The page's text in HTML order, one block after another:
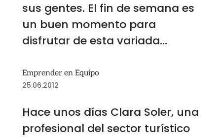
sus gentes. El fin de semana es
un buen momento para
disfrutar de esta variada...
Emprender en Equipo
25.06.2012
Hace unos días Clara Soler, una
profesional del sector turístico